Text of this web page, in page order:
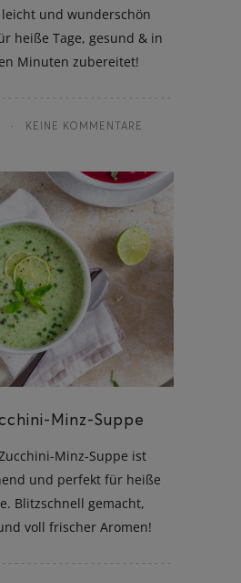
und wunderschön
heiße Tage, gesund & in
Minuten zubereitet!
KEINE KOMMENTARE
Minz-Suppe
Minz-Suppe ist
und perfekt für heiße
Blitzschnell gemacht,
voll frischer Aromen!